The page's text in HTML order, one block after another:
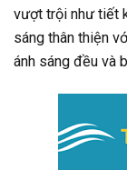
vượt trội như tiết
sáng thân thiện
ánh sáng đều và